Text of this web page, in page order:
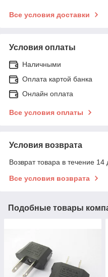
Все условия доставки
Условия оплаты
Наличными
Оплата картой банка
Онлайн оплата
Все условия оплаты
Условия возврата
Возврат товара в течение
Все условия возврата
Подобные товары